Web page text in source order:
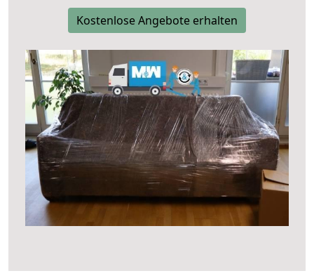
Kostenlose Angebote erhalten